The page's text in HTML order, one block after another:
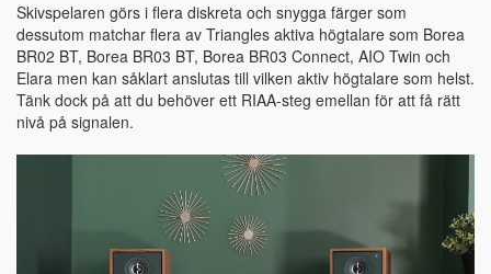
Skivspelaren görs i flera diskreta och snygga färger som
dessutom matchar flera av Triangles aktiva högtalare som Borea
BR02 BT, Borea BR03 BT, Borea BR03 Connect, AIO Twin och
Elara men kan såklart anslutas till vilken aktiv högtalare som helst.
Tänk dock på att du behöver ett RIAA-steg emellan för att få rätt
nivå på signalen.